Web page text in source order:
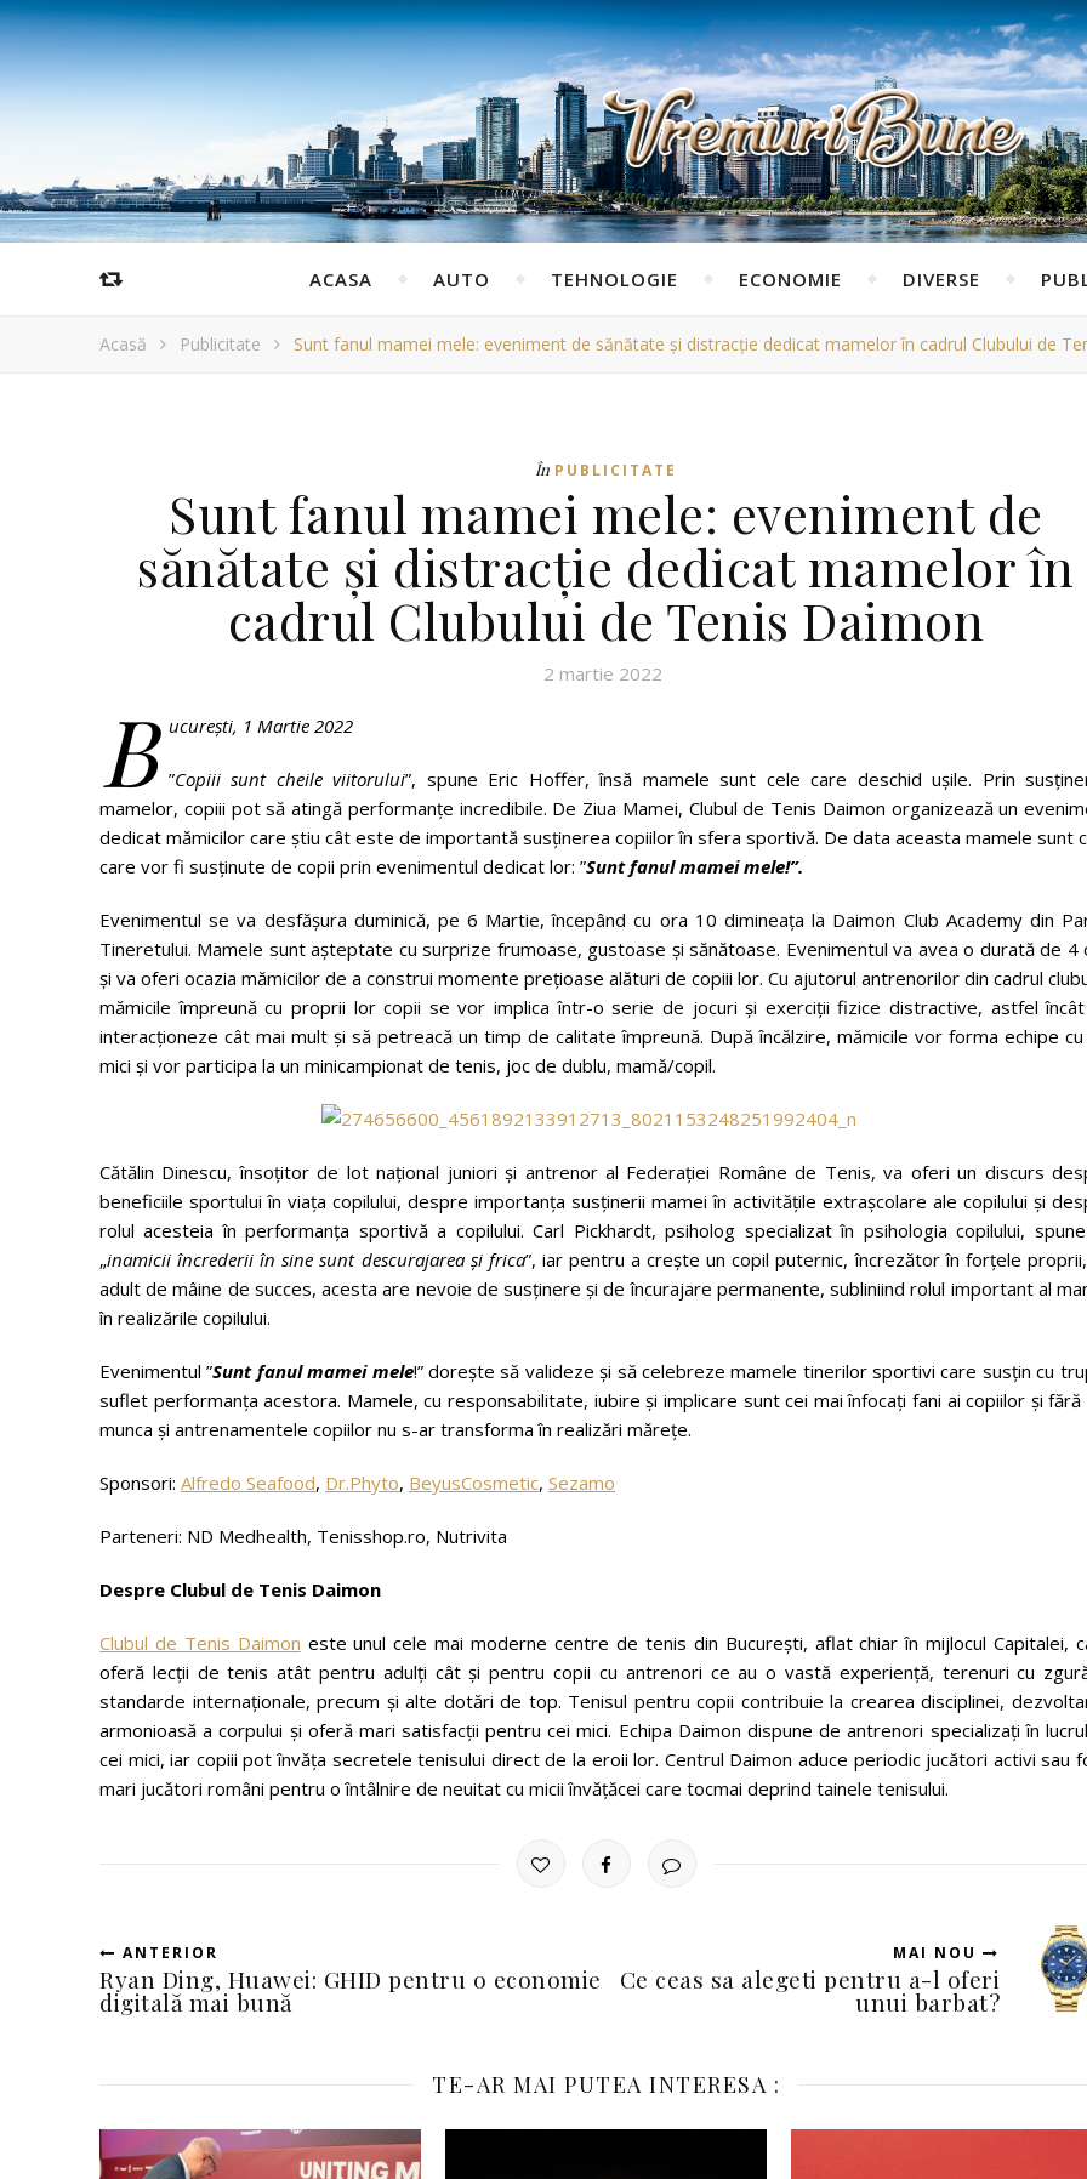
ACASA AUTO TEHNOLOGIE ECONOMIE DIVERSE
Acasă Publicitate Sunt fanul mamei mele: eveniment de sănătate și distracție dedicat mamelor în cadrul Clubului de
În PUBLICITATE
Sunt fanul mamei mele: eveniment de
sănătate și distracție dedicat mamelor în
cadrul Clubului de Tenis Daimon
2 martie 2022
B ucurești, 1 Martie 2022
”Copiii sunt cheile viitorului”, spune Eric Hoffer, însă mamele sunt cele care deschid ușile. Prin
mamelor, copiii pot să atingă performanțe incredibile. De Ziua Mamei, Clubul de Tenis Daimon organizează un
dedicat mămicilor care știu cât este de importantă susținerea copiilor în sfera sportivă. De data aceasta mamele sunt
care vor fi susținute de copii prin evenimentul dedicat lor: ”Sunt fanul mamei mele!”.
Evenimentul se va desfășura duminică, pe 6 Martie, începând cu ora 10 dimineața la Daimon Club Academy din
Tineretului. Mamele sunt așteptate cu surprize frumoase, gustoase și sănătoase. Evenimentul va avea o durată de 4
și va oferi ocazia mămicilor de a construi momente prețioase alături de copiii lor. Cu ajutorul antrenorilor din cadrul
mămicile împreună cu proprii lor copii se vor implica într-o serie de jocuri și exerciții fizice distractive, astfel
interacționeze cât mai mult și să petreacă un timp de calitate împreună. După încălzire, mămicile vor forma echipe
mici și vor participa la un minicampionat de tenis, joc de dublu, mamă/copil.
Cătălin Dinescu, însoțitor de lot național juniori și antrenor al Federației Române de Tenis, va oferi un discurs
beneficiile sportului în viața copilului, despre importanța susținerii mamei în activitățile extrașcolare ale copilului și
rolul acesteia în performanța sportivă a copilului. Carl Pickhardt, psiholog specializat în psihologia copilului,
„inamicii încrederii în sine sunt descurajarea şi frica”, iar pentru a crește un copil puternic, încrezător în forțele
adult de mâine de succes, acesta are nevoie de susținere și de încurajare permanente, subliniind rolul important al
în realizările copilului.
Evenimentul ”Sunt fanul mamei mele!” dorește să valideze și să celebreze mamele tinerilor sportivi care susțin cu
suflet performanța acestora. Mamele, cu responsabilitate, iubire și implicare sunt cei mai înfocați fani ai copiilor și fără
munca și antrenamentele copiilor nu s-ar transforma în realizări mărețe.
Sponsori: Alfredo Seafood, Dr.Phyto, BeyusCosmetic, Sezamo
Parteneri: ND Medhealth, Tenisshop.ro, Nutrivita
Despre Clubul de Tenis Daimon
Clubul de Tenis Daimon este unul cele mai moderne centre de tenis din Bucureşti, aflat chiar în mijlocul Capitalei,
oferă lecții de tenis atât pentru adulți cât și pentru copii cu antrenori ce au o vastă experienţă, terenuri cu
standarde internaţionale, precum şi alte dotări de top. Tenisul pentru copii contribuie la crearea disciplinei,
armonioasă a corpului şi oferă mari satisfacţii pentru cei mici. Echipa Daimon dispune de antrenori specializaţi în
cei mici, iar copiii pot învăţa secretele tenisului direct de la eroii lor. Centrul Daimon aduce periodic jucători activi sau
mari jucători români pentru o întâlnire de neuitat cu micii învăţăcei care tocmai deprind tainele tenisului.
ANTERIOR
Ryan Ding, Huawei: GHID pentru o economie
digitală mai bună
MAI NOU
Ce ceas sa alegeti pentru a-l oferi
unui barbat?
TE-AR MAI PUTEA INTERESA :